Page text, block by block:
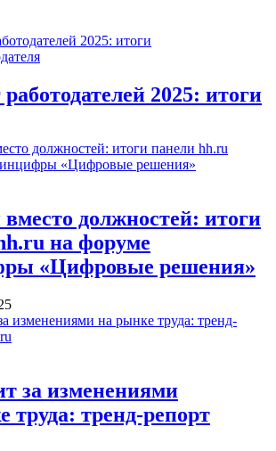
2025: итоги
должностей: итоги
на форуме
«Цифровые решения»
за изменениями
труда: тренд-репорт